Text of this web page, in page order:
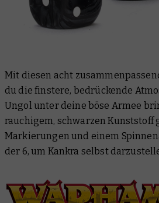
Mit diesen acht
du die finstere, bedrückende
Ungol unter deine böse Armee
rauchigem, schwarzen Kunststoff
Markierungen und einem
der 6, um Kankra selbst